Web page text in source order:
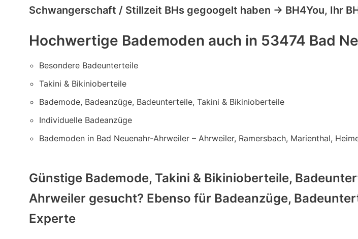
Schwangerschaft / Stillzeit BHs gegoogelt haben -> BH4You, Ihr
Hochwertige Bademoden auch in 53474 Bad
Besondere Badeunterteile
Takini & Bikinioberteile
Bademode, Badeanzüge, Badeunterteile, Takini & Bikinioberteile
Individuelle Badeanzüge
Bademoden in Bad Neuenahr-Ahrweiler – Ahrweiler, Ramersbach, Marienthal,
Günstige Bademode, Takini & Bikinioberteile,
Ahrweiler gesucht? Ebenso für Badeanzüge,
Experte